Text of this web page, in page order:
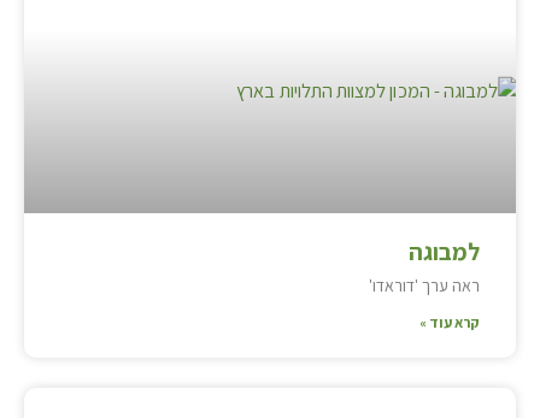
למבוגה
ראה ערך 'דוראדו'
קרא עוד »